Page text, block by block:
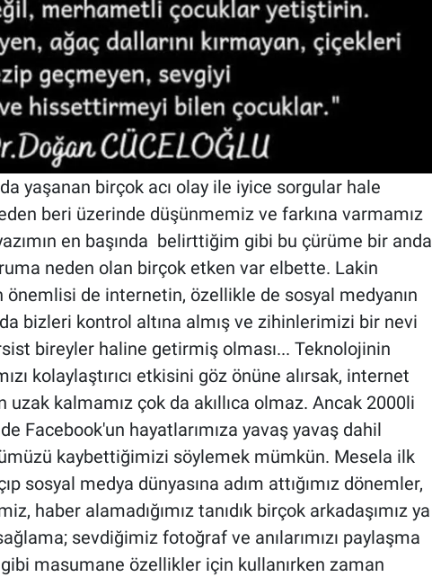
yaşanan birçok acı olay ile iyice sorgular hale
beri üzerinde düşünmemiz ve farkına varmamız
en başında belirttiğim gibi bu çürüme bir anda
neden olan birçok etken var elbette. Lakin
önemlisi de internetin, özellikle de sosyal medyanın
bizleri kontrol altına almış ve zihinlerimizi bir nevi
bireyler haline getirmiş olması... Teknolojinin
kolaylaştırıcı etkisini göz önüne alırsak, internet
kalmamız çok da akıllıca olmaz. Ancak 2000li
Facebook'un hayatlarımıza yavaş yavaş dahil
kaybettiğimizi söylemek mümkün. Mesela ilk
sosyal medya dünyasına adım attığımız dönemler,
haber alamadığımız tanıdık birçok arkadaşımız ya
sevdiğimiz fotoğraf ve anılarımızı paylaşma
masumane özellikler için kullanırken zaman